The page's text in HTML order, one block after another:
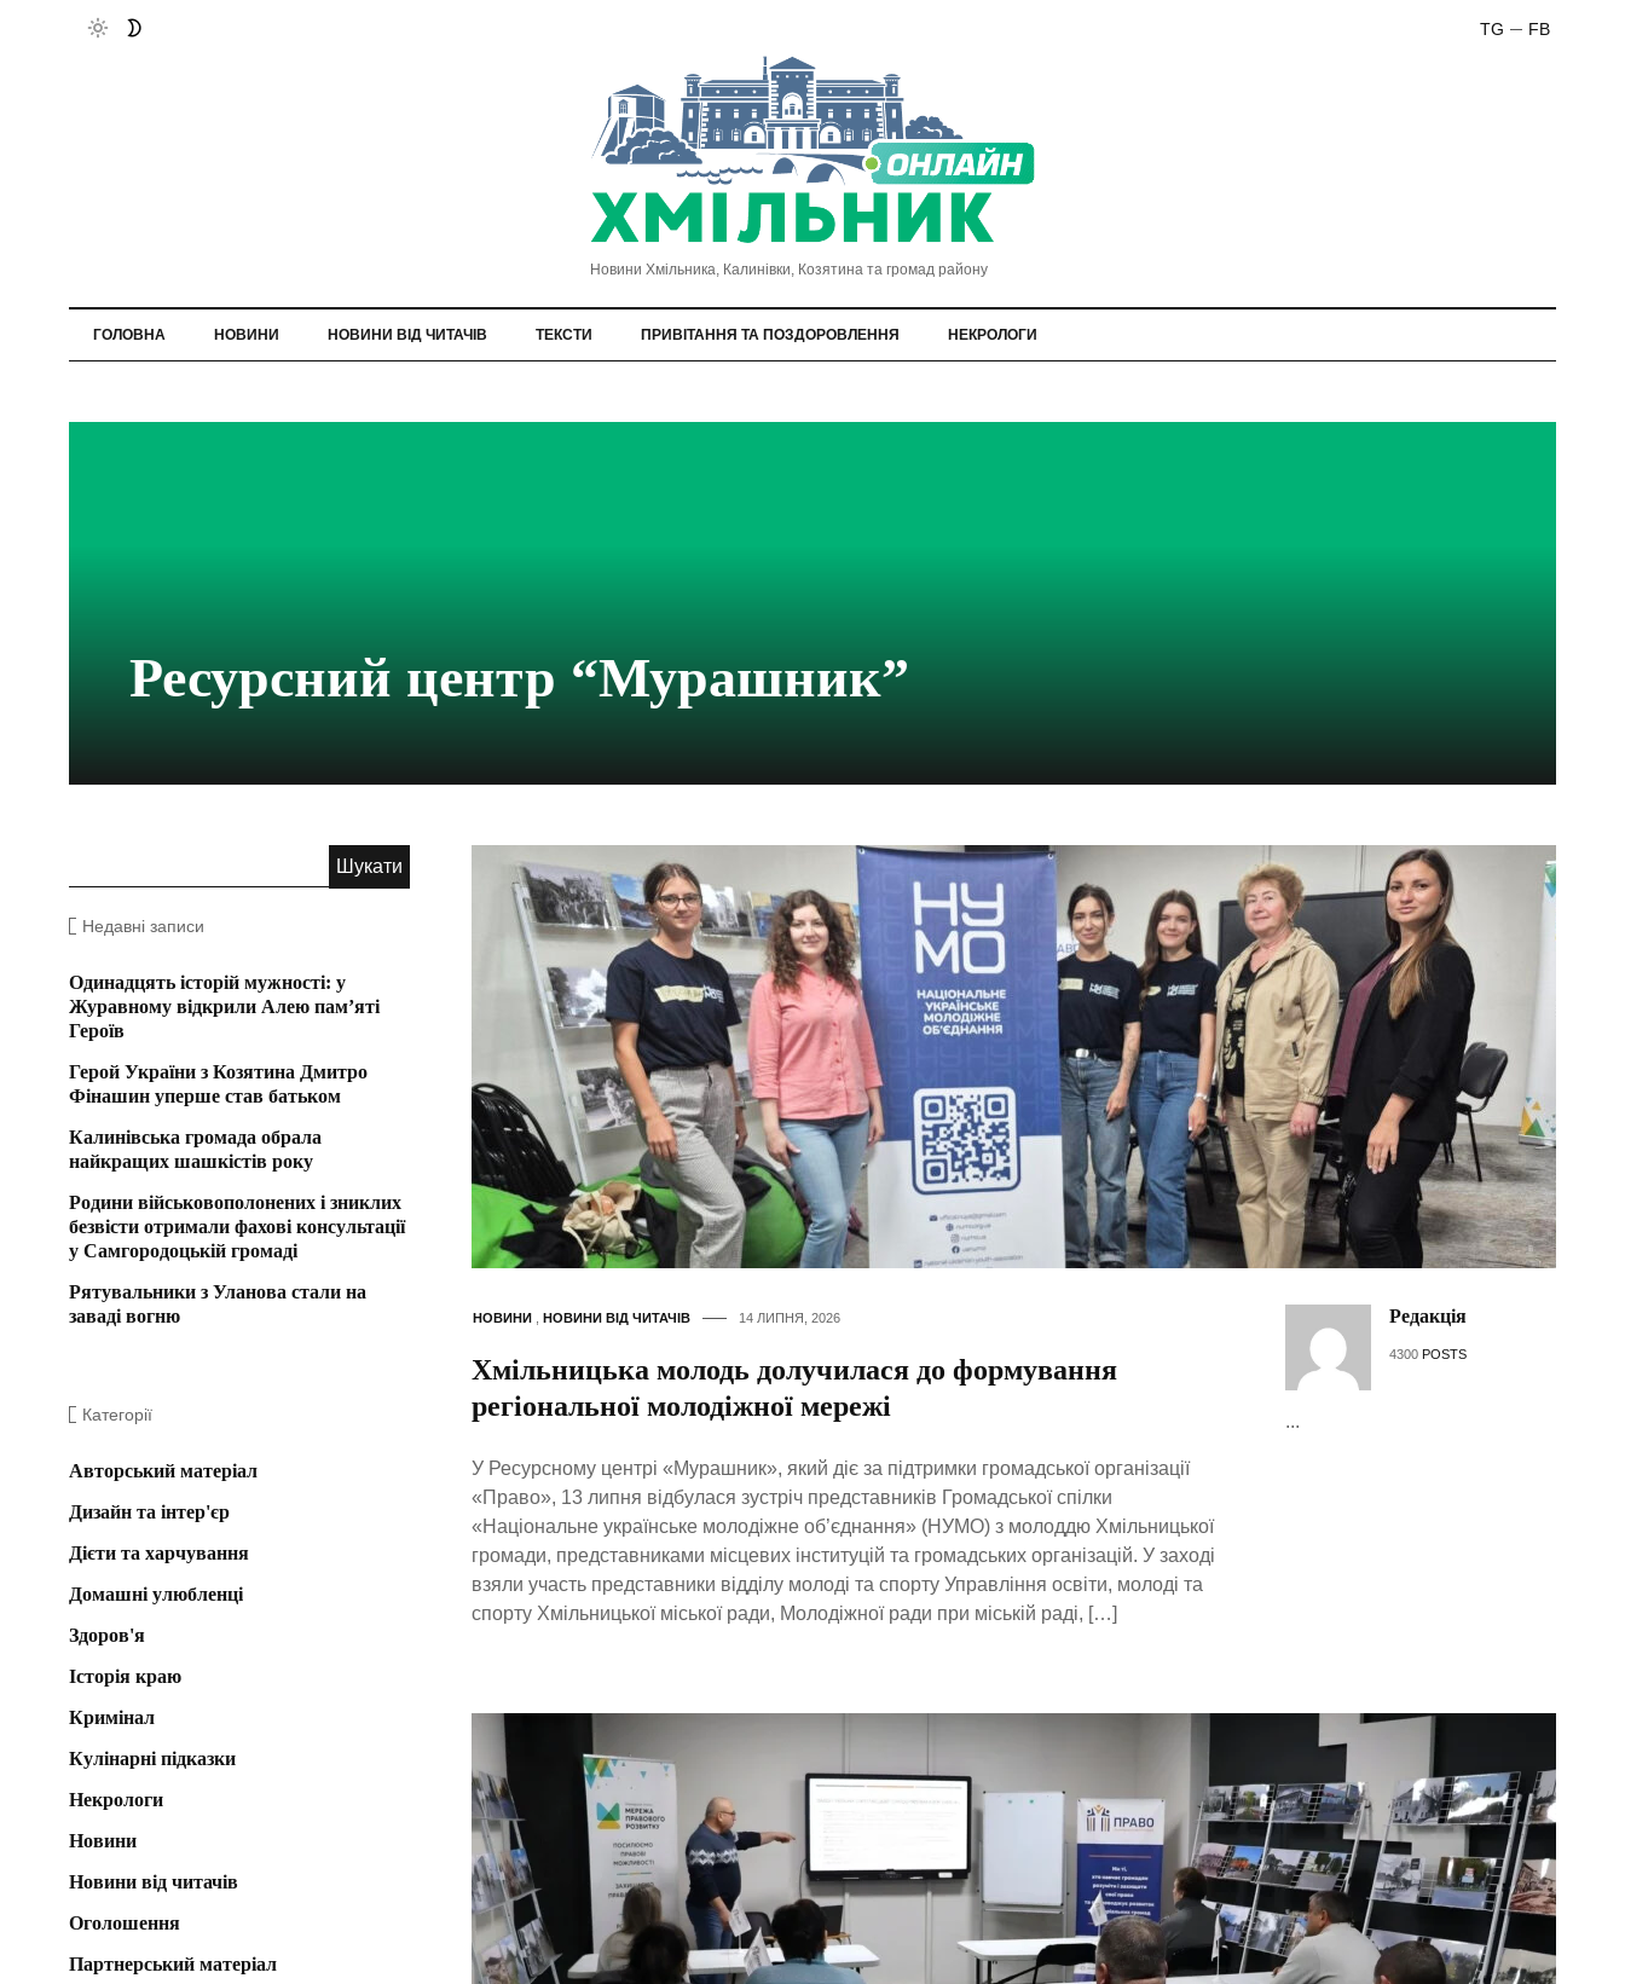
FB
TG
Новини Хмільника, Калинівки, Козятина та громад району
ГОЛОВНА НОВИНИ НОВИНИ ВІД ЧИТАЧІВ ТЕКСТИ ПРИВІТАННЯ ТА ПОЗДОРОВЛЕННЯ НЕКРОЛОГИ
Ресурсний центр “Мурашник”
НОВИНИ, НОВИНИ ВІД ЧИТАЧІВ 14 ЛИПНЯ, 2026
Хмільницька молодь долучилася до формування
регіональної молодіжної мережі
У Ресурсному центрі «Мурашник», який діє за підтримки громадської організації
«Право», 13 липня відбулася зустріч представників Громадської спілки
«Національне українське молодіжне об’єднання» (НУМО) з молоддю Хмільницької
громади, представниками місцевих інституцій та громадських організацій. У заході
взяли участь представники відділу молоді та спорту Управління освіти, молоді та
спорту Хмільницької міської ради, Молодіжної ради при міській раді, […]
Редакція
4300 POSTS
...
Недавні записи
Одинадцять історій мужності: у
Журавному відкрили Алею пам’яті
Героїв
Герой України з Козятина Дмитро
Фінашин уперше став батьком
Калинівська громада обрала
найкращих шашкістів року
Родини військовополонених і зниклих
безвісти отримали фахові консультації
у Самгородоцькій громаді
Рятувальники з Уланова стали на
заваді вогню
Категорії
Авторський матеріал
Дизайн та інтер'єр
Дієти та харчування
Домашні улюбленці
Здоров'я
Історія краю
Кримінал
Кулінарні підказки
Некрологи
Новини
Новини від читачів
Оголошення
Партнерський матеріал